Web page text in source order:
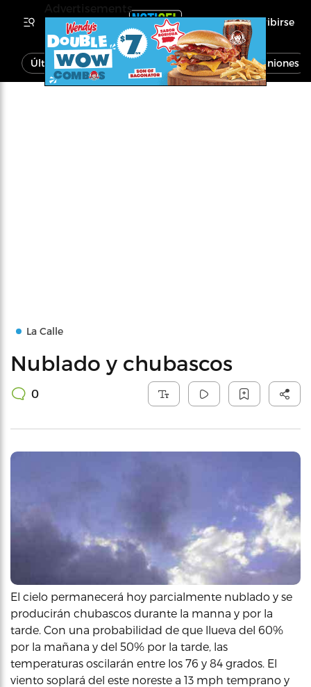
Inscribirse
Última Hora Noticias Economía Opiniones
La Calle
Nublado y chubascos
0
El cielo permanecerá hoy parcialmente nublado y se
producirán chubascos durante la manna y por la
tarde. Con una probabilidad de que llueva del 60%
por la mañana y del 50% por la tarde, las
temperaturas oscilarán entre los 76 y 84 grados. El
viento soplará del este noreste a 13 mph temprano y
Advertisements